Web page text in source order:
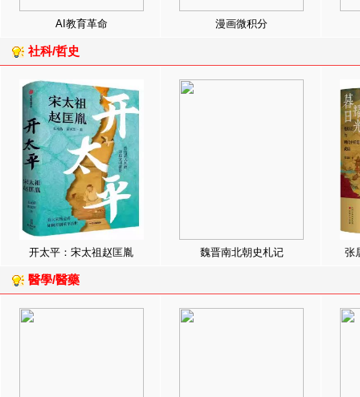
AI教育革命 漫画微积分
社科/哲史
开太平：宋太祖赵匡胤 魏晋南北朝史札记 张
醫學/醫藥